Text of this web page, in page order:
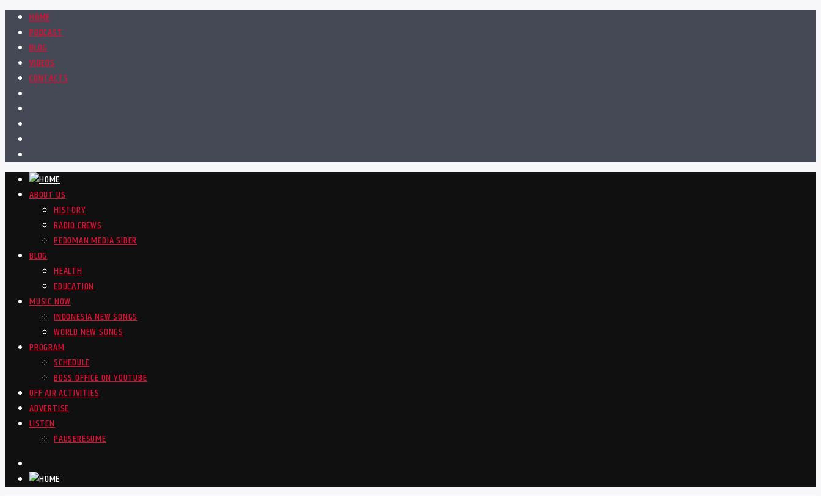
HOME
PODCAST
BLOG
VIDEOS
CONTACTS
ABOUT US
HISTORY
RADIO CREWS
PEDOMAN MEDIA SIBER
BLOG
HEALTH
EDUCATION
MUSIC NOW
INDONESIA NEW SONGS
WORLD NEW SONGS
PROGRAM
SCHEDULE
BOSS OFFICE ON YOUTUBE
OFF AIR ACTIVITIES
ADVERTISE
LISTEN
PAUSERESUME